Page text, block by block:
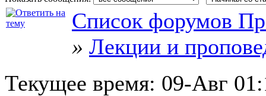
Список форумов
» Лекции и
Текущее время: 09-Авг